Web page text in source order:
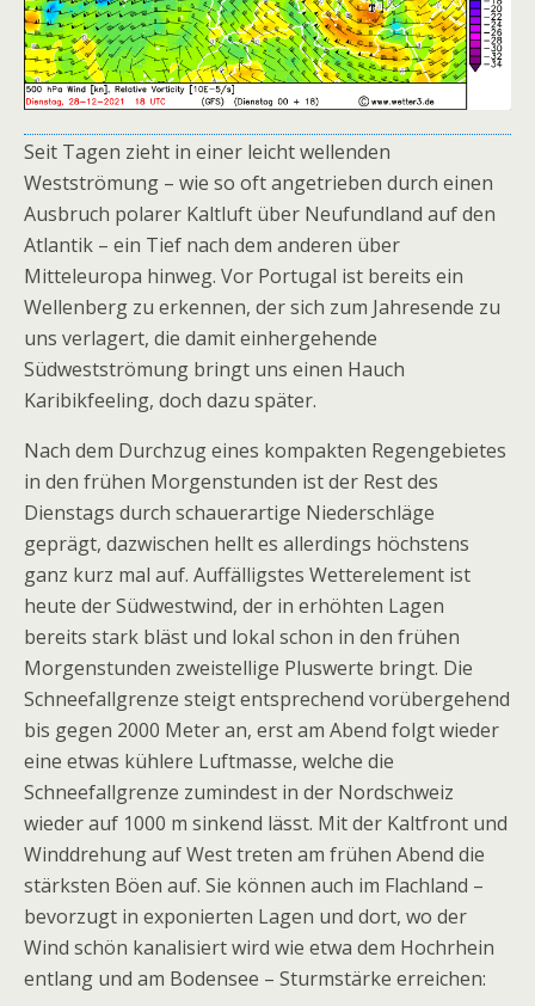
Seit Tagen zieht in einer leicht wellenden
Westströmung – wie so oft angetrieben durch einen
Ausbruch polarer Kaltluft über Neufundland auf den
Atlantik – ein Tief nach dem anderen über
Mitteleuropa hinweg. Vor Portugal ist bereits ein
Wellenberg zu erkennen, der sich zum Jahresende zu
uns verlagert, die damit einhergehende
Südwestströmung bringt uns einen Hauch
Karibikfeeling, doch dazu später.
Nach dem Durchzug eines kompakten Regengebietes
in den frühen Morgenstunden ist der Rest des
Dienstags durch schauerartige Niederschläge
geprägt, dazwischen hellt es allerdings höchstens
ganz kurz mal auf. Auffälligstes Wetterelement ist
heute der Südwestwind, der in erhöhten Lagen
bereits stark bläst und lokal schon in den frühen
Morgenstunden zweistellige Pluswerte bringt. Die
Schneefallgrenze steigt entsprechend vorübergehend
bis gegen 2000 Meter an, erst am Abend folgt wieder
eine etwas kühlere Luftmasse, welche die
Schneefallgrenze zumindest in der Nordschweiz
wieder auf 1000 m sinkend lässt. Mit der Kaltfront und
Winddrehung auf West treten am frühen Abend die
stärksten Böen auf. Sie können auch im Flachland –
bevorzugt in exponierten Lagen und dort, wo der
Wind schön kanalisiert wird wie etwa dem Hochrhein
entlang und am Bodensee – Sturmstärke erreichen: